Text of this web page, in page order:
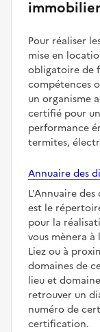
Pour réaliser
mise en
obligatoire de
compétences
un organisme
certifié pour
performance
termites,
Annuaire des
L'Annuaire
est le
pour la
vous mènera
Liez ou à
domaines de
lieu et
retrouver un
numéro de
certification.